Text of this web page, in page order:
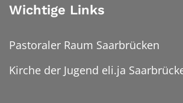
Wichtige Links
Pastoraler Raum Saarbrücken
Kirche der Jugend eli.ja